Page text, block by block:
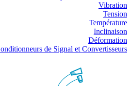
Vibration
Tension
Température
Inclinaison
Déformation
de Signal et Convertisseurs